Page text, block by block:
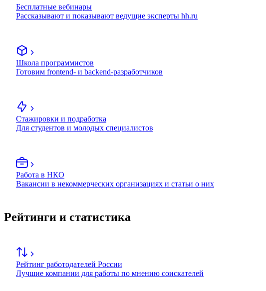
Бесплатные вебинары
Рассказывают и показывают ведущие эксперты hh.ru
Школа программистов
Готовим frontend- и backend-разработчиков
Стажировки и подработка
Для студентов и молодых специалистов
Работа в НКО
Вакансии в некоммерческих организациях и статьи о них
Рейтинги и статистика
Рейтинг работодателей России
Лучшие компании для работы по мнению соискателей